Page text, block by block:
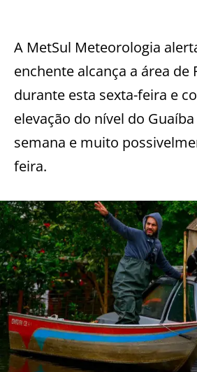
A MetSul Meteorologia
enchente alcança a área de
durante esta sexta-feira e
elevação do nível do
semana e muito
feira.